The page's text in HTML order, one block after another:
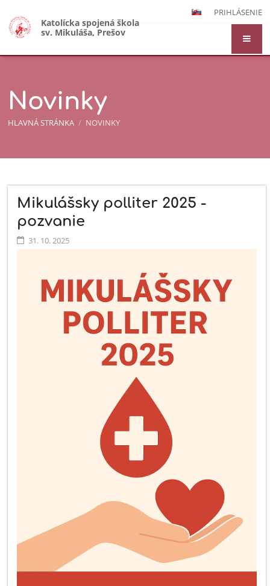
PRIHLÁSENIE
Katolícka spojená škola
sv. Mikuláša, Prešov
Novinky
HLAVNÁ STRÁNKA / NOVINKY
Novinky
Mikulášsky polliter 2025 -
pozvanie
31. 10. 2025